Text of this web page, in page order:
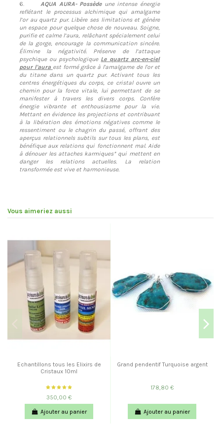
6.AQUA AURA- Possèdeune intense énergie
reflétant le processus alchimique qui amalgame
l’or au quartz pur. Libère ses limitations et génère
un espace pour quelque chose de nouveau. Soigne,
purifie et calme l’aura, relâchant spécialement celui
de la gorge, encourage la communication sincère.
Élimine la négativité. Préserve de l’attaque
psychique ou psychologique Le quartz arc-en-ciel
pour l'aura est formé grâce à l'amalgame de l'or et
du titane dans un quartz pur. Activant tous les
centres énergétiques du corps, ce cristal ouvre un
chemin pour la force vitale, lui permettant de se
manifester à travers les divers corps. Confère
énergie vibrante et enthousiasme pour la vie.
Mettant en évidence les projections et contribuant
à la libération des émotions négatives comme le
ressentiment ou le chagrin du passé, offrant des
aperçus relationnels subtils sur tous les plans, est
bénéfique aux relations qui fonctionnent mal. Aide
à dénouer les attaches karmiques* qui mettent en
danger les relations actuelles. La relation
transformée est vive et harmonieuse.
Vous aimeriez aussi
Echantillons tous les Elixirs de
Cristaux 10ml
350,00 €
Ajouter au panier
Grand pendentif Turquoise argent
178,80 €
Ajouter au panier